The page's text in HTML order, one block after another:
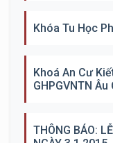
Khóa Tu Học
Khoá An Cư
GHPGVNTN
THÔNG BÁO: